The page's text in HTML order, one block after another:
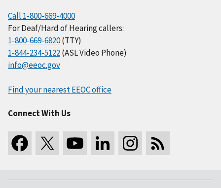
Call 1-800-669-4000
For Deaf/Hard of Hearing callers:
1-800-669-6820(TTY)
1-844-234-5122(ASL Video Phone)
info@eeoc.gov
Find your nearest EEOC office
Connect With Us